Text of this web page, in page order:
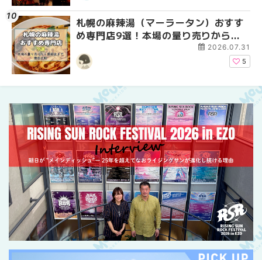
札幌の麻辣湯（マーラータン）おすす
め専門店9選！本場の量り売りから最
新店まで徹底比較 | MouLa
HOKKAIDO
2026.07.31
5
2026年夏 恵庭市・千
イベントまとめ |
2026年夏 札幌市南区
ントまとめ | MouLa